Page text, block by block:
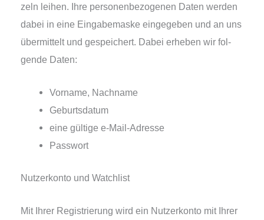
zeln lei­hen. Ihre per­so­nen­be­zo­ge­nen Daten wer­den
dabei in eine Eingabemaske ein­ge­ge­ben und an uns
über­mit­telt und gespei­chert. Dabei erhe­ben wir fol­
gen­de Daten:
Vorname, Nachname
Geburtsdatum
eine gül­ti­ge e‑Mail-Adresse
Passwort
Nutzerkonto und Watchlist
Mit Ihrer Registrierung wird ein Nutzerkonto mit Ihrer